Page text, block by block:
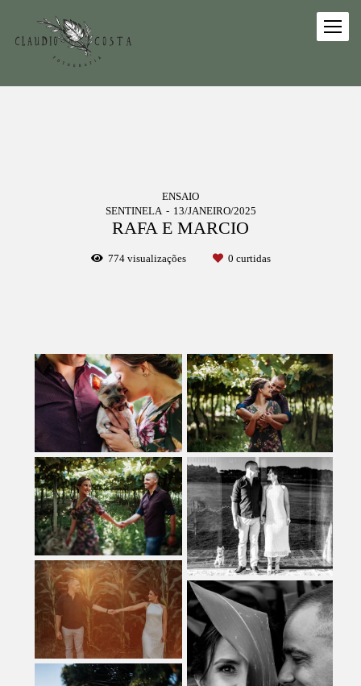
ENSAIO
SENTINELA
13/JANEIRO/2025
RAFA E MARCIO
774visualizações 0 curtidas